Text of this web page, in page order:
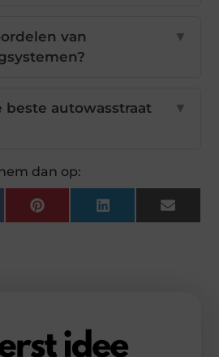
van
▼
beste autowasstraat
▼
dan op:
PinterestLinkedInEmail